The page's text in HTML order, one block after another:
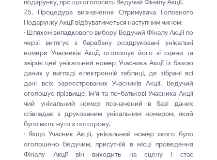
подарунку, про що оголосить Ведучий Фіналу Акції.
7.5. Процедура визначення Отримувача Головного
Подарунку Акції відбуватиметься наступним чином:
· Шляхом випадкового вибору Ведучий Фіналу Акції по
черзі витягує з барабану роздруковані унікальні
номери Учасників Акції, оголошує його зі сцени та
звіряє цей унікальний номер Учасника Акції із базою
даних у вигляді електронній таблиці, де зібрані всі
дані всіх зареєстрованих Учасників Акції. Ведучий
оголошує прізвище, ім’я та по-батькові Учасника Акції
чий унікальний номер позначений в базі даних
співпадає з друкованим унікальним номером, який
було витягнуто з лототрону.
· Якщо Учасник Акції, унікальний номер якого було
оголошено Ведучим, присутній в місці проведення
Фіналу Акції він виходить на сцену і стає